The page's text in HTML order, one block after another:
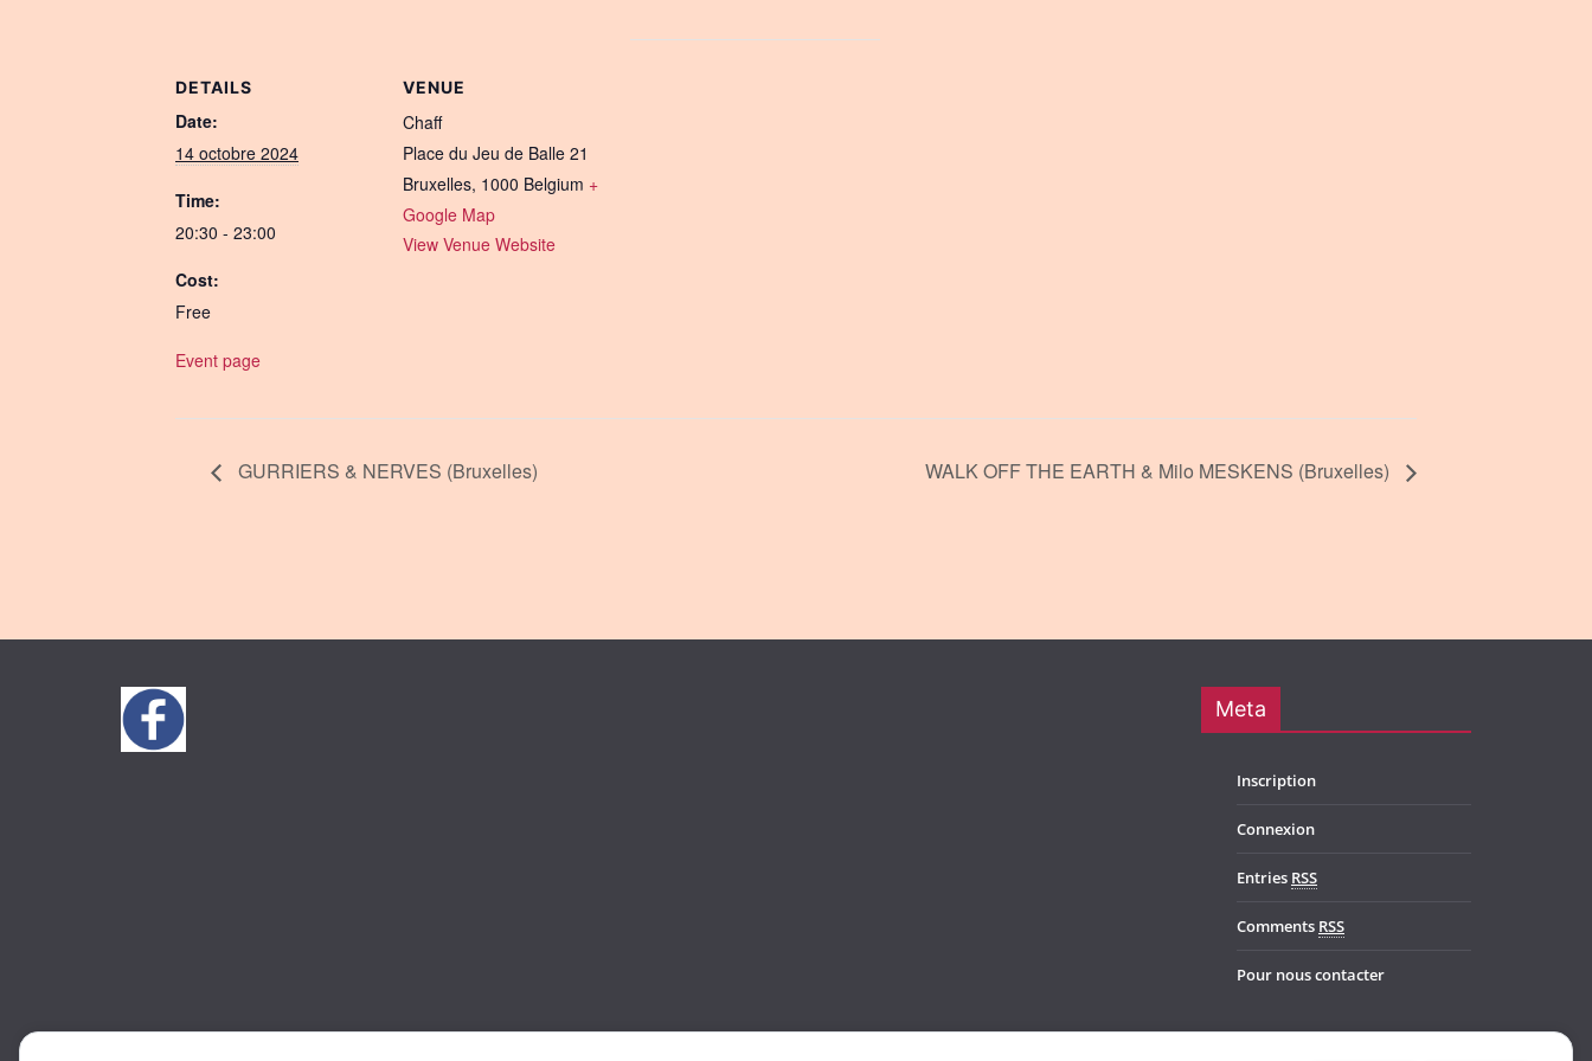
DETAILS
Date:
14 octobre 2024
Time:
20:30 - 23:00
Cost:
Free
Event page
VENUE
Chaff
Place du Jeu de Balle 21
Bruxelles, 1000 Belgium +
Google Map
View Venue Website
GURRIERS & NERVES (Bruxelles) WALK OFF THE EARTH & Milo MESKENS (Bruxelles)
Meta
Inscription
Connexion
Entries RSS
Comments RSS
Pour nous contacter